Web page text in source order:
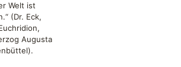
Welt ist
(Dr. Eck,
Augusta